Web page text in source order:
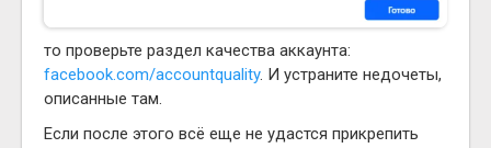
то проверьте раздел качества аккаунта:
facebook.com/accountquality. И устраните недочеты,
описанные там.
Если после этого всё еще не удастся прикрепить